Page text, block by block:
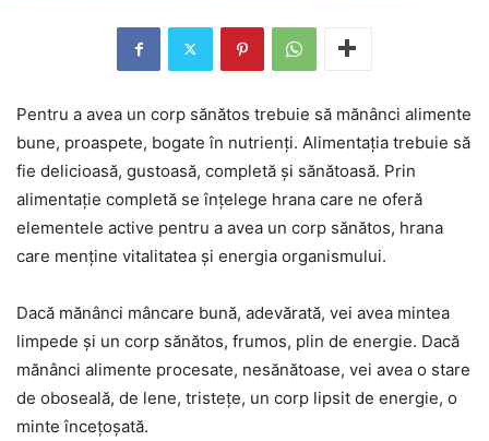
Pentru a avea un corp sănătos trebuie să mănânci alimente
bune, proaspete, bogate în nutrienți. Alimentația trebuie să
fie delicioasă, gustoasă, completă și sănătoasă. Prin
alimentație completă se înțelege hrana care ne oferă
elementele active pentru a avea un corp sănătos, hrana
care menține vitalitatea și energia organismului.
Dacă mănânci mâncare bună, adevărată, vei avea mintea
limpede și un corp sănătos, frumos, plin de energie. Dacă
mănânci alimente procesate, nesănătoase, vei avea o stare
de oboseală, de lene, tristețe, un corp lipsit de energie, o
minte încețoșată.